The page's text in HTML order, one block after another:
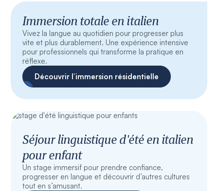
Immersion totale en italien
Vivez la langue au quotidien pour progresser plus
vite et plus durablement. Une expérience intensive
pour professionnels qui transforme la pratique en
réflexe.
Découvrir l’immersion résidentielle
Séjour linguistique d'été en italien
pour enfant
Un stage immersif pour prendre confiance,
progresser en langue et découvrir d’autres cultures
tout en s’amusant.